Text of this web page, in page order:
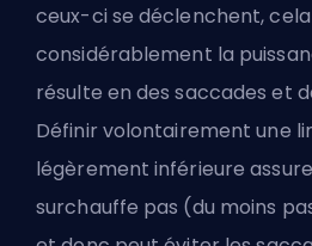
ceux-ci se déclenchent,
considérablement la
résulte en des saccades et
Définir volontairement une
légèrement inférieure
surchauffe pas (du moins